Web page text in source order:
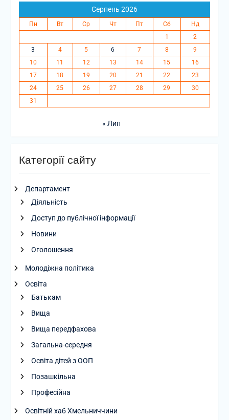
Серпень 2026
Пн Вт Ср Чт Пт Сб
Нд
1
2
3
4 5 6 7 8
9
10
11 12 13 14 15
16
17
18 19 20 21 22
23
24
25 26 27 28 29
30
31
« Лип
Категорії сайту
Департамент
Діяльність
Доступ до публічної інформації
Новини
Оголошення
Молодіжна політика
Освіта
Батькам
Вища
Вища передфахова
Загальна-середня
Освіта дітей з ООП
Позашкільна
Професійна
Освітній хаб Хмельниччини